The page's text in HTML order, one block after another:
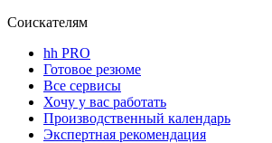
Соискателям
hh PRO
Готовое резюме
Все сервисы
Хочу у вас работать
Производственный календарь
Экспертная рекомендация